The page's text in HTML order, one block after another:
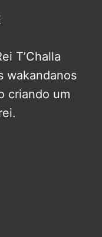
T’Challa
wakandanos
criando um